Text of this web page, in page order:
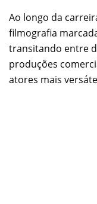
Ao longo da
filmografia
transitando entre
produções
atores mais